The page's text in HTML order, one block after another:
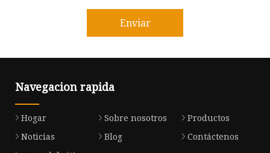
Enviar
Navegacion rapida
Hogar Sobre nosotros
Productos
Noticias
Blog
Contáctenos